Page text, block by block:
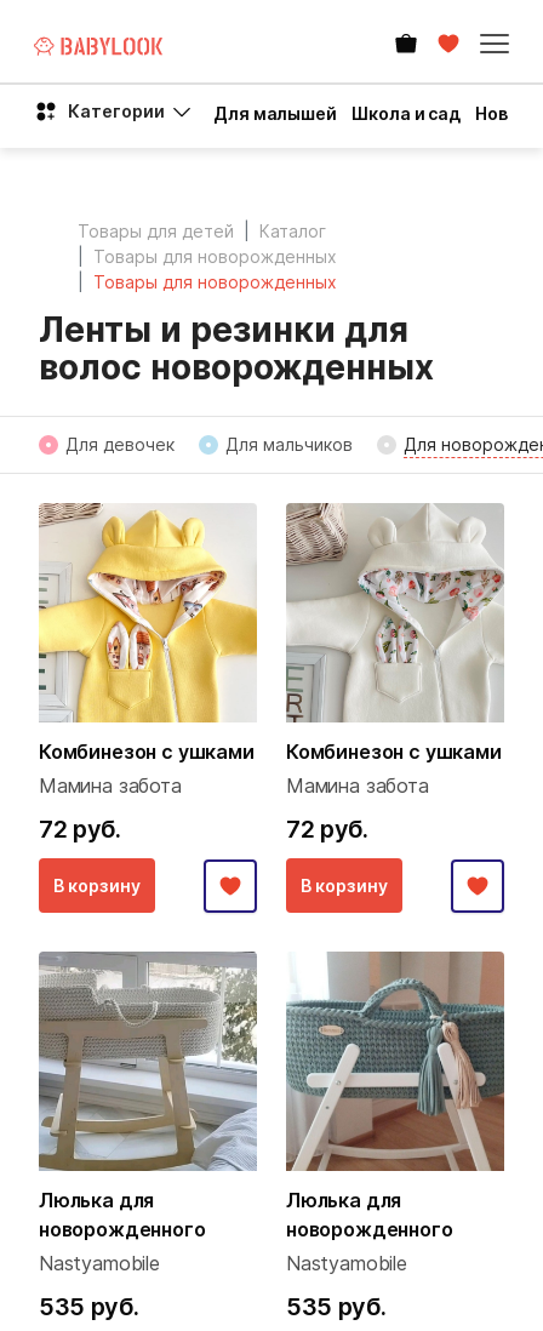
Категории Для малышей Школа и сад Новый
Товары для детей
Каталог
Товары для новорожденных
Товары для новорожденных
Ленты и резинки для
волос новорожденных
Для девочек Для мальчиков Для
Комбинезон с ушками
Мамина забота
72 руб.
В корзину
Комбинезон с ушками
Мамина забота
72 руб.
В корзину
Люлька для
новорожденного
Nastyamobile
535 руб.
Люлька для
новорожденного
Nastyamobile
535 руб.